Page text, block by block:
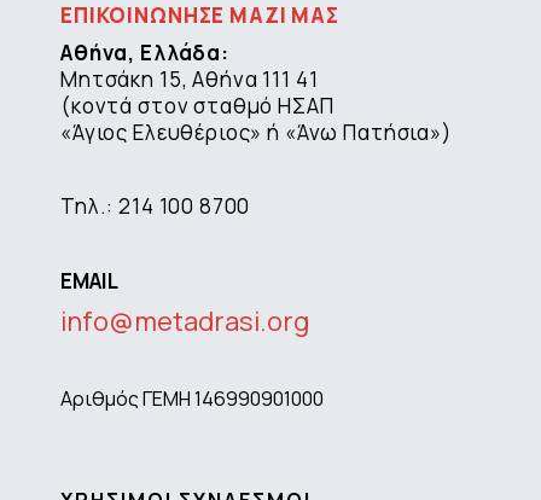
ΕΠΙΚΟΙΝΩΝΗΣΕ ΜΑΖΙ ΜΑΣ
Αθήνα, Ελλάδα:
Μητσάκη 15, Αθήνα 111 41
(κοντά στον σταθμό ΗΣΑΠ
«Άγιος Ελευθέριος» ή «Άνω Πατήσια»)
Τηλ.: 214 100 8700
EMAIL
info@metadrasi.org
Αριθμός ΓΕΜΗ 146990901000